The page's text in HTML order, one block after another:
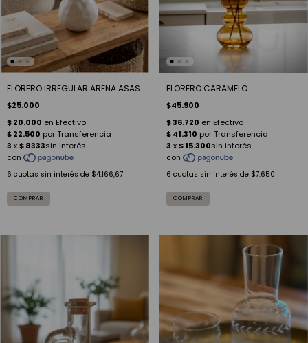
FLORERO IRREGULAR ARENA ASAS
$25.000
6 cuotas sin interés de $4.166,67
FLORERO CARAMELO
$45.900
6 cuotas sin interés de $7.650